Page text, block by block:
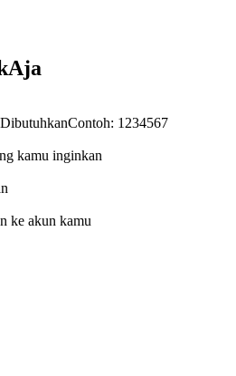
Contoh: 1234567
kamu inginkan
ke akun kamu